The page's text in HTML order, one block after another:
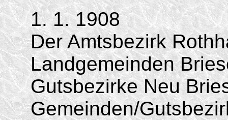
1. 1. 1908
Der Amtsbezirk
Landgemeinden
Gutsbezirke Neu
Gemeinden/